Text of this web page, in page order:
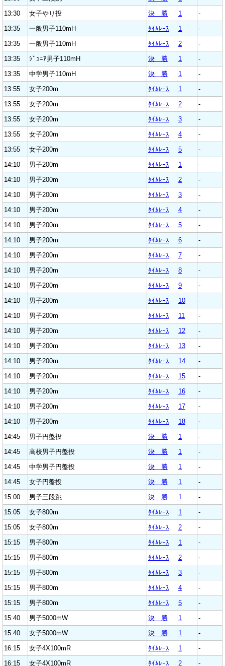
13:30
女子やり投 決 勝 1
-
13:35
一般男子110mH ﾀｲﾑﾚｰｽ 1
-
13:35
一般男子110mH ﾀｲﾑﾚｰｽ 2
-
13:35
ｼﾞｭﾆｱ男子110mH 決 勝 1
-
13:35
中学男子110mH 決 勝 1
-
13:55
女子200m ﾀｲﾑﾚｰｽ 1
-
13:55
女子200m ﾀｲﾑﾚｰｽ 2
-
13:55
女子200m ﾀｲﾑﾚｰｽ 3
-
13:55
女子200m ﾀｲﾑﾚｰｽ 4
-
13:55
女子200m ﾀｲﾑﾚｰｽ 5
-
14:10
男子200m ﾀｲﾑﾚｰｽ 1
-
14:10
男子200m ﾀｲﾑﾚｰｽ 2
-
14:10
男子200m ﾀｲﾑﾚｰｽ 3
-
14:10
男子200m ﾀｲﾑﾚｰｽ 4
-
14:10
男子200m ﾀｲﾑﾚｰｽ 5
-
14:10
男子200m ﾀｲﾑﾚｰｽ 6
-
14:10
男子200m ﾀｲﾑﾚｰｽ 7
-
14:10
男子200m ﾀｲﾑﾚｰｽ 8
-
14:10
男子200m ﾀｲﾑﾚｰｽ 9
-
14:10
男子200m ﾀｲﾑﾚｰｽ 10
-
14:10
男子200m ﾀｲﾑﾚｰｽ 11
-
14:10
男子200m ﾀｲﾑﾚｰｽ 12
-
14:10
男子200m ﾀｲﾑﾚｰｽ 13
-
14:10
男子200m ﾀｲﾑﾚｰｽ 14
-
14:10
男子200m ﾀｲﾑﾚｰｽ 15
-
14:10
男子200m ﾀｲﾑﾚｰｽ 16
-
14:10
男子200m ﾀｲﾑﾚｰｽ 17
-
14:10
男子200m ﾀｲﾑﾚｰｽ 18
-
14:45
男子円盤投 決 勝 1
-
14:45
高校男子円盤投 決 勝 1
-
14:45
中学男子円盤投 決 勝 1
-
14:45
女子円盤投 決 勝 1
-
15:00
男子三段跳 決 勝 1
-
15:05
女子800m ﾀｲﾑﾚｰｽ 1
-
15:05
女子800m ﾀｲﾑﾚｰｽ 2
-
15:15
男子800m ﾀｲﾑﾚｰｽ 1
-
15:15
男子800m ﾀｲﾑﾚｰｽ 2
-
15:15
男子800m ﾀｲﾑﾚｰｽ 3
-
15:15
男子800m ﾀｲﾑﾚｰｽ 4
-
15:15
男子800m ﾀｲﾑﾚｰｽ 5
-
15:40
男子5000mW 決 勝 1
-
15:40
女子5000mW 決 勝 1
-
16:15
女子4X100mR ﾀｲﾑﾚｰｽ 1
-
16:15
女子4X100mR ﾀｲﾑﾚｰｽ 2 -